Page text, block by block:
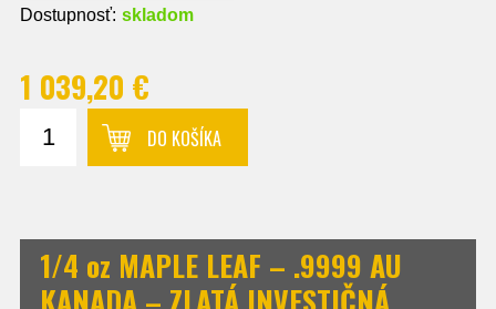
Dostupnosť: skladom
1 039,20 €
DO KOŠÍKA
1/4 oz MAPLE LEAF – .9999 AU